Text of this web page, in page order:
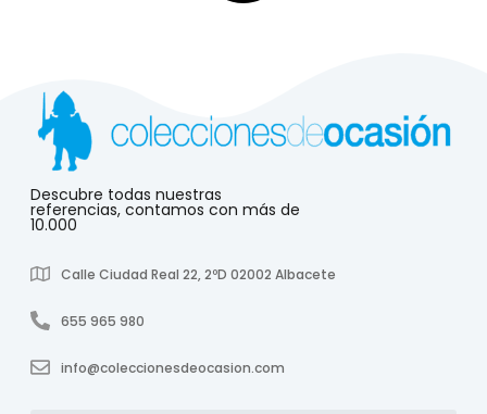
Descubre todas nuestras
referencias, contamos con más de
10.000
Calle Ciudad Real 22, 2ºD 02002 Albacete
655 965 980
info@coleccionesdeocasion.com